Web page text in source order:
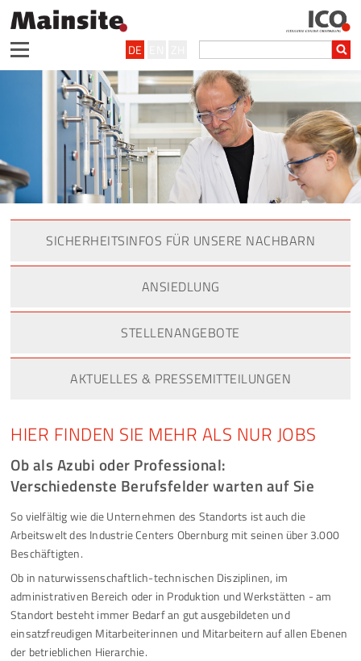
DE
SICHERHEITSINFOS FÜR UNSERE NACHBARN
ANSIEDLUNG
STELLENANGEBOTE
AKTUELLES & PRESSEMITTEILUNGEN
HIER FINDEN SIE MEHR ALS NUR JOBS
Ob als Azubi oder Professional:
Verschiedenste Berufsfelder warten auf Sie
So vielfältig wie die Unternehmen des Standorts ist auch die
Arbeitswelt des Industrie Centers Obernburg mit seinen über 3.000
Beschäftigten.
Ob in naturwissenschaftlich-technischen Disziplinen, im
administrativen Bereich oder in Produktion und Werkstätten - am
Standort besteht immer Bedarf an gut ausgebildeten und
einsatzfreudigen Mitarbeiterinnen und Mitarbeitern auf allen Ebenen
der betrieblichen Hierarchie.